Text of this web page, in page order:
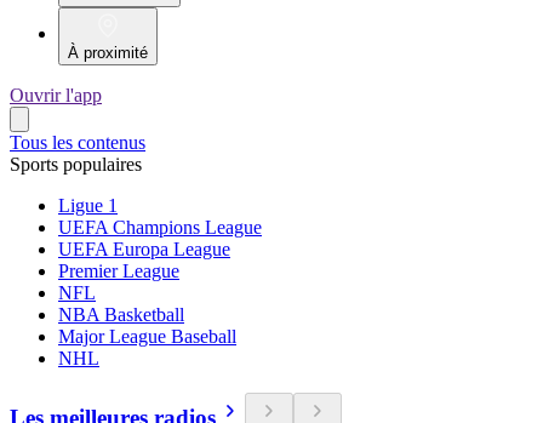
À proximité
Ouvrir l'app
Tous les contenus
Sports populaires
Ligue 1
UEFA Champions League
UEFA Europa League
Premier League
NFL
NBA Basketball
Major League Baseball
NHL
Les meilleures radios